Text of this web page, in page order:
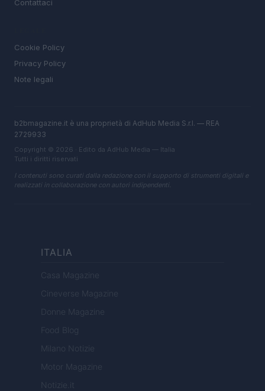
Contattaci
Cookie Policy
Privacy Policy
Note legali
b2bmagazine.it è una proprietà di AdHub Media S.r.l. — REA
2729933
Copyright © 2026 · Edito da AdHub Media — Italia
Tutti i diritti riservati
I contenuti sono curati dalla redazione con il supporto di strumenti digitali e
realizzati in collaborazione con autori indipendenti.
ITALIA
Casa Magazine
Cineverse Magazine
Donne Magazine
Food Blog
Milano Notizie
Motor Magazine
Notizie.it